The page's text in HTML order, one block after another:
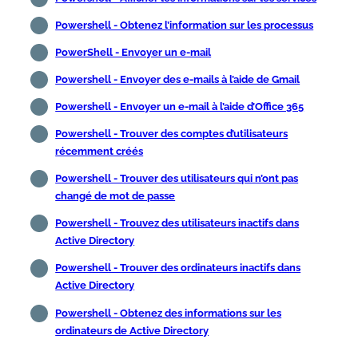
Powershell - Obtenez l’information sur les processus
PowerShell - Envoyer un e-mail
Powershell - Envoyer des e-mails à l’aide de Gmail
Powershell - Envoyer un e-mail à l’aide d’Office 365
Powershell - Trouver des comptes d’utilisateurs
récemment créés
Powershell - Trouver des utilisateurs qui n’ont pas
changé de mot de passe
Powershell - Trouvez des utilisateurs inactifs dans
Active Directory
Powershell - Trouver des ordinateurs inactifs dans
Active Directory
Powershell - Obtenez des informations sur les
ordinateurs de Active Directory